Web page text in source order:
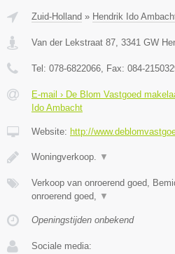
Zuid-Holland » Hendrik Ido
Van der Lekstraat 87, 3341 GW
Tel: 078-6822066, Fax: 084-
E-mail › De Blom Vastgoed
Ido Ambacht
Website: http://
Woningverkoop. ▼
Verkoop van onroerend goed,
onroerend goed, ▼
Openingstijden onbekend
Sociale media: